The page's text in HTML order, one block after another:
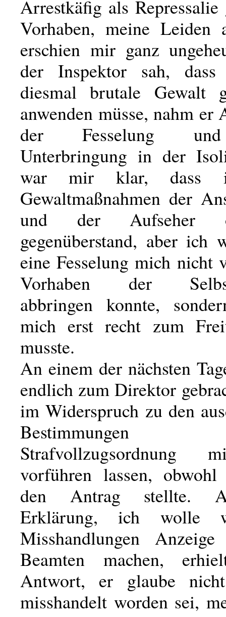
Arrestkäfig als Repressalie
Vorhaben, meine Leiden
erschien mir ganz
der Inspektor sah,
diesmal brutale Gewalt
anwenden müsse, nahm er
der Fesselung
Unterbringung in der
war mir klar, dass
Gewaltmaßnahmen der
und der Aufseher
gegenüberstand, aber ich
eine Fesselung mich nicht
Vorhaben der
abbringen konnte,
mich erst recht zum
musste.
An einem der nächsten
endlich zum Direktor
im Widerspruch zu den
Strafvollzugsordnung
vorführen lassen,
den Antrag stellte.
Erklärung, ich wolle
Misshandlungen
Beamten machen,
Antwort, er glaube
misshandelt worden sei,